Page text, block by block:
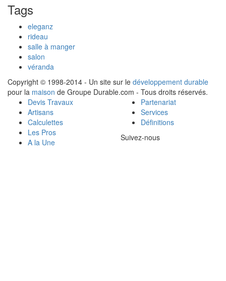
Tags
eleganz
rideau
salle à manger
salon
véranda
Copyright © 1998-2014 - Un site sur le développement durable
pour la maison de Groupe Durable.com - Tous droits réservés.
Devis Travaux
Artisans
Calculettes
Les Pros
A la Une
Partenariat
Services
Définitions
Suivez-nous